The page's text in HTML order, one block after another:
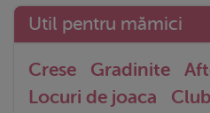
Util pentru mămici
Crese Gradinite
Locuri de joaca